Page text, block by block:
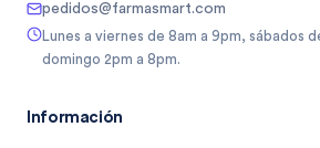
pedidos@farmasmart.com
Lunes a viernes de 8am a 9pm, sábados
domingo 2pm a 8pm.
Información